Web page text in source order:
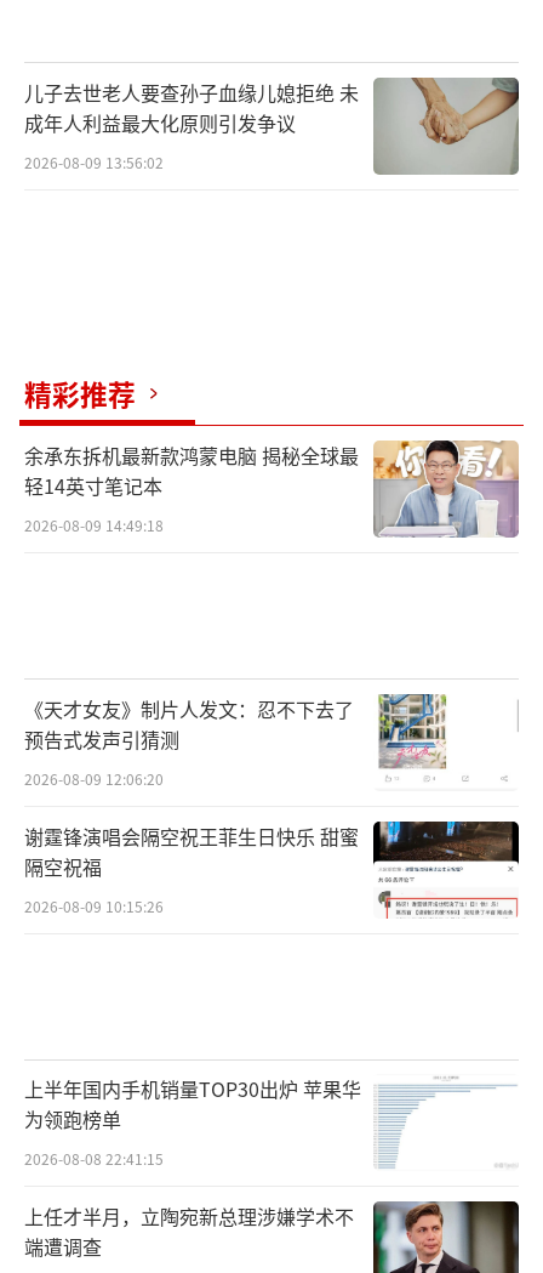
儿子去世老人要查孙子血缘儿媳拒绝 未
成年人利益最大化原则引发争议
2026-08-09 13:56:02
精彩推荐
余承东拆机最新款鸿蒙电脑 揭秘全球最
轻14英寸笔记本
2026-08-09 14:49:18
《天才女友》制片人发文：忍不下去了
预告式发声引猜测
2026-08-09 12:06:20
谢霆锋演唱会隔空祝王菲生日快乐 甜蜜
隔空祝福
2026-08-09 10:15:26
上半年国内手机销量TOP30出炉 苹果华
为领跑榜单
2026-08-08 22:41:15
上任才半月，立陶宛新总理涉嫌学术不
端遭调查